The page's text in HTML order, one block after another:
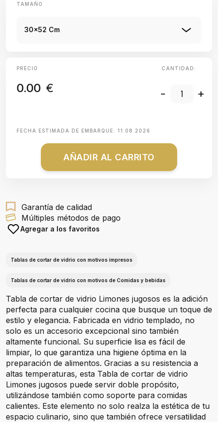
TAMAÑO
30x52 Cm
PRECIO
0.00 €
CANTIDAD:
- +
FECHA ESTIMADA DE EMBARQUE: 11.08.2026
AÑADIR AL CARRITO
Garantía de calidad
Múltiples métodos de pago
Agregar a los favoritos
Tablas de cortar de vidrio con motivos impresos
Tablas de cortar de vidrio con motivos de Comidas y bebidas
Tabla de cortar de vidrio Limones jugosos es la adición
perfecta para cualquier cocina que busque un toque de
estilo y elegancia. Fabricada en vidrio templado, no
solo es un accesorio excepcional sino también
altamente funcional. Su superficie lisa es fácil de
limpiar, lo que garantiza una higiene óptima en la
preparación de alimentos. Gracias a su resistencia a
altas temperaturas, esta Tabla de cortar de vidrio
Limones jugosos puede servir doble propósito,
utilizándose también como soporte para comidas
calientes. Este elemento no solo realza la estética de tu
espacio culinario, sino que también ofrece versatilidad